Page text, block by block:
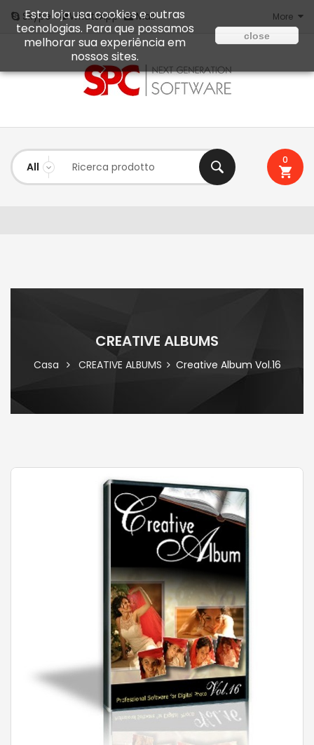
Skype WhatsApp Mail More
0
CREATIVE ALBUMS
Casa CREATIVE ALBUMS Creative Album Vol.16
Esta loja usa cookies e outras
tecnologias. Para que possamos
melhorar sua experiência em
nossos sites.
close